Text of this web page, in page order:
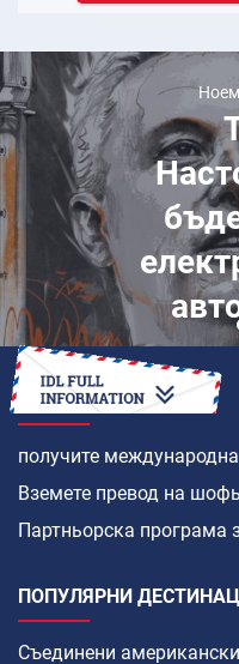
КАК ДА
получите
Вземете превод на
Партньорска програма
ПОПУЛЯРНИ
Съединени